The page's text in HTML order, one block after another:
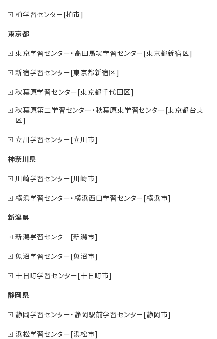
柏学習センター[柏市]
東京都
東京学習センター・高田馬場学習センター[東京都新宿区]
新宿学習センター[東京都新宿区]
秋葉原学習センター[東京都千代田区]
秋葉原第二学習センター・秋葉原東学習センター[東京都台東
区]
立川学習センター[立川市]
神奈川県
川崎学習センター[川崎市]
横浜学習センター・横浜西口学習センター[横浜市]
新潟県
新潟学習センター[新潟市]
魚沼学習センター[魚沼市]
十日町学習センター[十日町市]
静岡県
静岡学習センター・静岡駅前学習センター[静岡市]
浜松学習センター[浜松市]